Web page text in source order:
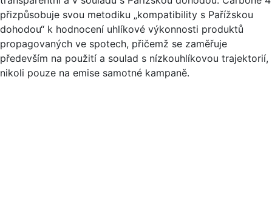
přizpůsobuje svou metodiku „kompatibility s Pařížskou
dohodou“ k hodnocení uhlíkové výkonnosti produktů
propagovaných ve spotech, přičemž se zaměřuje
především na použití a soulad s nízkouhlíkovou trajektorií,
nikoli pouze na emise samotné kampaně.